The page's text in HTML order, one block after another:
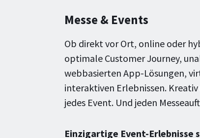
Messe & Events
Ob direkt vor Ort, online oder
optimale Customer Journey,
webbasierten App-Lösungen,
interaktiven Erlebnissen.
jedes Event. Und jeden
Einzigartige Event-Erlebnisse